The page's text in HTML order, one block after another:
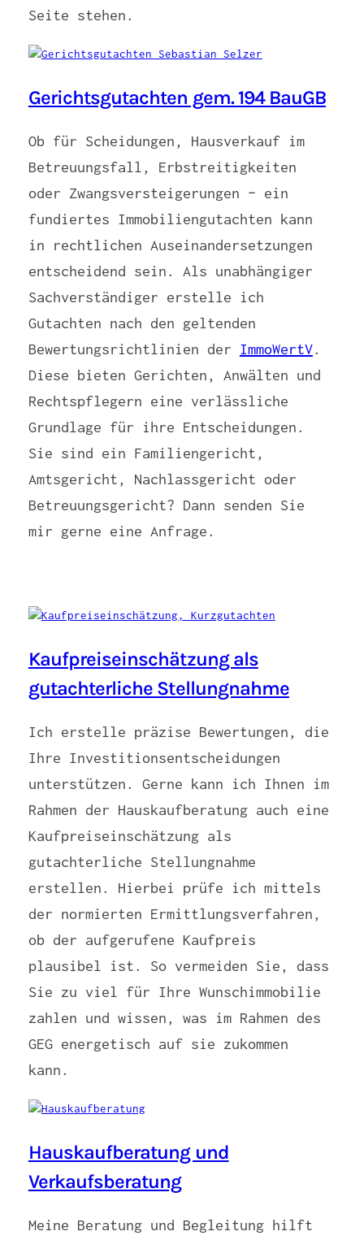
Seite stehen.
Gerichtsgutachten gem. 194 BauGB
Ob für Scheidungen, Hausverkauf im
Betreuungsfall, Erbstreitigkeiten
oder Zwangsversteigerungen – ein
fundiertes Immobiliengutachten kann
in rechtlichen Auseinandersetzungen
entscheidend sein. Als unabhängiger
Sachverständiger erstelle ich
Gutachten nach den geltenden
Bewertungsrichtlinien der ImmoWertV.
Diese bieten Gerichten, Anwälten und
Rechtspflegern eine verlässliche
Grundlage für ihre Entscheidungen.
Sie sind ein Familiengericht,
Amtsgericht, Nachlassgericht oder
Betreuungsgericht? Dann senden Sie
mir gerne eine Anfrage.
Kaufpreiseinschätzung als
gutachterliche Stellungnahme
Ich erstelle präzise Bewertungen, die
Ihre Investitionsentscheidungen
unterstützen. Gerne kann ich Ihnen im
Rahmen der Hauskaufberatung auch eine
Kaufpreiseinschätzung als
gutachterliche Stellungnahme
erstellen. Hierbei prüfe ich mittels
der normierten Ermittlungsverfahren,
ob der aufgerufene Kaufpreis
plausibel ist. So vermeiden Sie, dass
Sie zu viel für Ihre Wunschimmobilie
zahlen und wissen, was im Rahmen des
GEG energetisch auf sie zukommen
kann.
Hauskaufberatung und
Verkaufsberatung
Meine Beratung und Begleitung hilft